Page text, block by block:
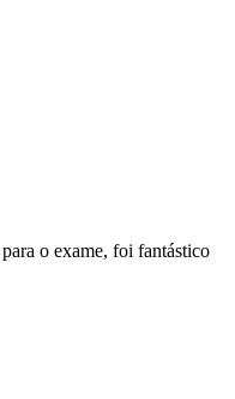
o exame, foi fantástico